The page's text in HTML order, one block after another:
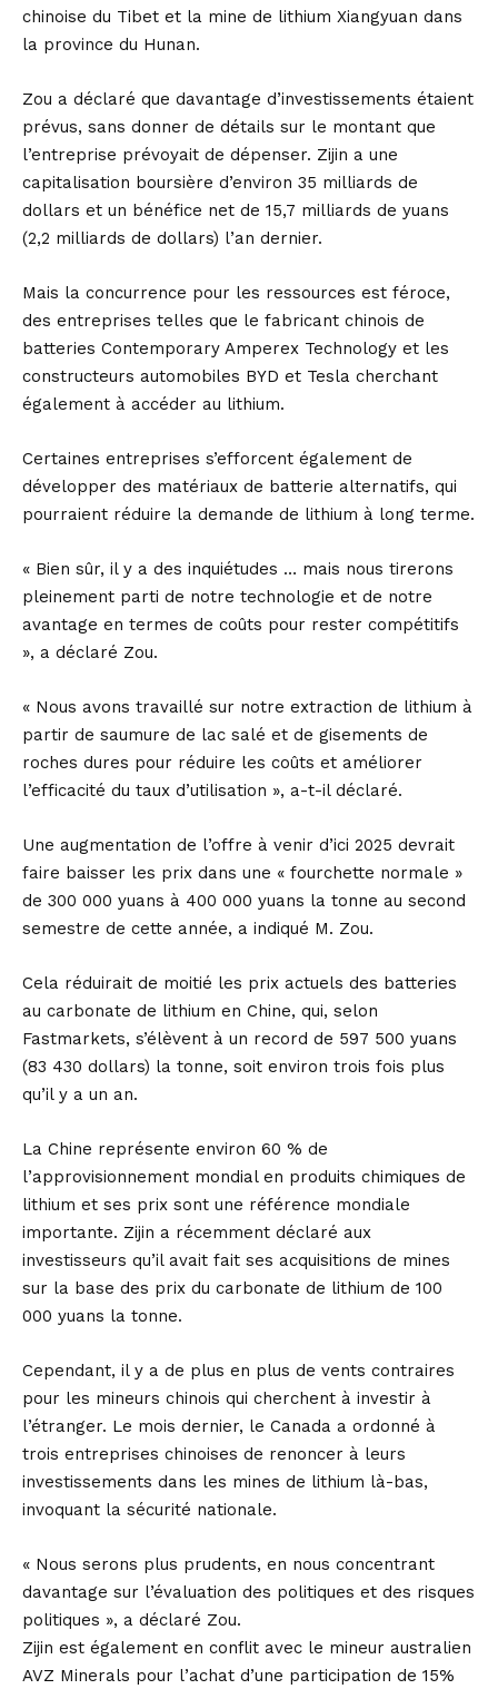
chinoise du Tibet et la mine de lithium Xiangyuan dans
la province du Hunan.
Zou a déclaré que davantage d’investissements étaient
prévus, sans donner de détails sur le montant que
l’entreprise prévoyait de dépenser. Zijin a une
capitalisation boursière d’environ 35 milliards de
dollars et un bénéfice net de 15,7 milliards de yuans
(2,2 milliards de dollars) l’an dernier.
Mais la concurrence pour les ressources est féroce,
des entreprises telles que le fabricant chinois de
batteries Contemporary Amperex Technology et les
constructeurs automobiles BYD et Tesla cherchant
également à accéder au lithium.
Certaines entreprises s’efforcent également de
développer des matériaux de batterie alternatifs, qui
pourraient réduire la demande de lithium à long terme.
« Bien sûr, il y a des inquiétudes … mais nous tirerons
pleinement parti de notre technologie et de notre
avantage en termes de coûts pour rester compétitifs
», a déclaré Zou.
« Nous avons travaillé sur notre extraction de lithium à
partir de saumure de lac salé et de gisements de
roches dures pour réduire les coûts et améliorer
l’efficacité du taux d’utilisation », a-t-il déclaré.
Une augmentation de l’offre à venir d’ici 2025 devrait
faire baisser les prix dans une « fourchette normale »
de 300 000 yuans à 400 000 yuans la tonne au second
semestre de cette année, a indiqué M. Zou.
Cela réduirait de moitié les prix actuels des batteries
au carbonate de lithium en Chine, qui, selon
Fastmarkets, s’élèvent à un record de 597 500 yuans
(83 430 dollars) la tonne, soit environ trois fois plus
qu’il y a un an.
La Chine représente environ 60 % de
l’approvisionnement mondial en produits chimiques de
lithium et ses prix sont une référence mondiale
importante. Zijin a récemment déclaré aux
investisseurs qu’il avait fait ses acquisitions de mines
sur la base des prix du carbonate de lithium de 100
000 yuans la tonne.
Cependant, il y a de plus en plus de vents contraires
pour les mineurs chinois qui cherchent à investir à
l’étranger. Le mois dernier, le Canada a ordonné à
trois entreprises chinoises de renoncer à leurs
investissements dans les mines de lithium là-bas,
invoquant la sécurité nationale.
« Nous serons plus prudents, en nous concentrant
davantage sur l’évaluation des politiques et des risques
politiques », a déclaré Zou.
Zijin est également en conflit avec le mineur australien
AVZ Minerals pour l’achat d’une participation de 15%